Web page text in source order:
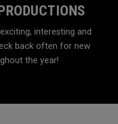
interesting and
back often for new
the year!